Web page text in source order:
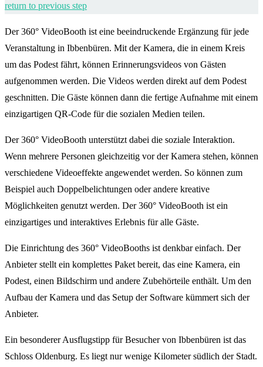
return to previous step
Der 360° VideoBooth ist eine beeindruckende Ergänzung für jede
Veranstaltung in Ibbenbüren. Mit der Kamera, die in einem Kreis
um das Podest fährt, können Erinnerungsvideos von Gästen
aufgenommen werden. Die Videos werden direkt auf dem Podest
geschnitten. Die Gäste können dann die fertige Aufnahme mit einem
einzigartigen QR-Code für die sozialen Medien teilen.
Der 360° VideoBooth unterstützt dabei die soziale Interaktion.
Wenn mehrere Personen gleichzeitig vor der Kamera stehen, können
verschiedene Videoeffekte angewendet werden. So können zum
Beispiel auch Doppelbelichtungen oder andere kreative
Möglichkeiten genutzt werden. Der 360° VideoBooth ist ein
einzigartiges und interaktives Erlebnis für alle Gäste.
Die Einrichtung des 360° VideoBooths ist denkbar einfach. Der
Anbieter stellt ein komplettes Paket bereit, das eine Kamera, ein
Podest, einen Bildschirm und andere Zubehörteile enthält. Um den
Aufbau der Kamera und das Setup der Software kümmert sich der
Anbieter.
Ein besonderer Ausflugstipp für Besucher von Ibbenbüren ist das
Schloss Oldenburg. Es liegt nur wenige Kilometer südlich der Stadt.